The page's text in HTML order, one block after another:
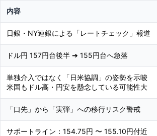
内容
日銀・NY連銀による「レートチェック」報道
ドル円 157円台後半 ➔ 155円台へ急落
単独介入ではなく「日米協調」の姿勢を示唆
米国もドル高・円安を懸念している可能性大
「口先」から「実弾」への移行リスク警戒
サポートライン：154.75円 〜 155.10円付近